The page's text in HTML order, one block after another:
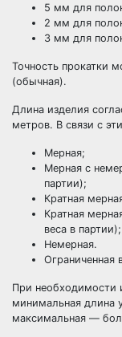
5 мм для
2 мм для
3 мм для
Точность прокатки
(обычная).
Длина изделия
метров. В связи с
Мерная;
Мерная с
партии);
Кратная
Кратная
веса в партии);
Немерная.
Ограниченная
При необходимости
минимальная длина
максимальная —